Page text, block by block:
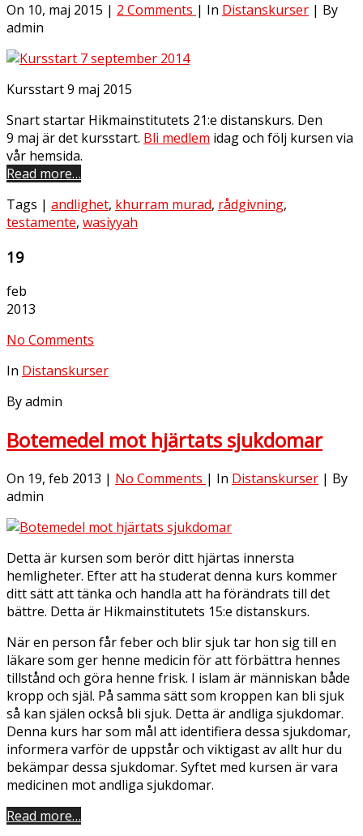
On 10, maj 2015 | 2 Comments | In Distanskurser | By
admin
Kursstart 9 maj 2015
Snart startar Hikmainstitutets 21:e distanskurs. Den
9 maj är det kursstart. Bli medlem idag och följ kursen via
vår hemsida.
Read more…
Tags | andlighet, khurram murad, rådgivning,
testamente, wasiyyah
19
feb
2013
No Comments
In Distanskurser
By admin
Botemedel mot hjärtats sjukdomar
On 19, feb 2013 | No Comments | In Distanskurser | By
admin
Detta är kursen som berör ditt hjärtas innersta
hemligheter. Efter att ha studerat denna kurs kommer
ditt sätt att tänka och handla att ha förändrats till det
bättre. Detta är Hikmainstitutets 15:e distanskurs.
När en person får feber och blir sjuk tar hon sig till en
läkare som ger henne medicin för att förbättra hennes
tillstånd och göra henne frisk. I islam är människan både
kropp och själ. På samma sätt som kroppen kan bli sjuk
så kan själen också bli sjuk. Detta är andliga sjukdomar.
Denna kurs har som mål att identifiera dessa sjukdomar,
informera varför de uppstår och viktigast av allt hur du
bekämpar dessa sjukdomar. Syftet med kursen är vara
medicinen mot andliga sjukdomar.
Read more…